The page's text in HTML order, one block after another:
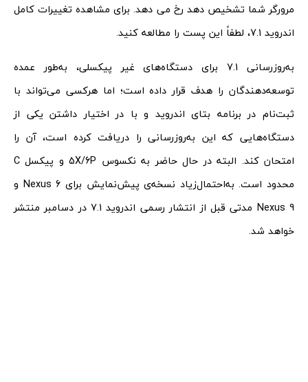
مرورگر شما تشخیص دهد رخ می دهد. برای مشاهده تغییرات کامل
اندروید 7.1، لطفاً این پست را مطالعه کنید.
به‌روزرسانی 7.1 برای دستگاه‌های غیر پیکسلی، به‌طور عمده
توسعه‌دهندگان را هدف قرار داده است؛ اما هرکسی می‌تواند با
ثبت‌نام در برنامه بتای اندروید و با در اختیار داشتن یکی از
دستگاه‌هایی که این به‌روزرسانی را دریافت کرده است، آن را
امتحان کند. البته در حال حاضر به نکسوس 5X/6P و پیکسل C
محدود است. به‌احتمال‌زیاد نسخه‌ی پیش‌نمایش برای Nexus 6 و
Nexus 9 مدتی قبل از انتشار رسمی اندروید 7.1 در دسامبر منتشر
خواهد شد.